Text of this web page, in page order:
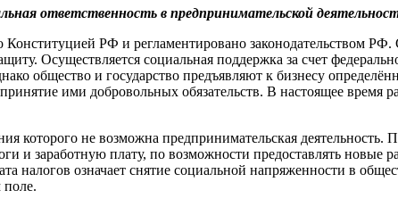
ответственность в предпринимательской
РФ и регламентировано законодательством
Осуществляется социальная поддержка за счет
общество и государство предъявляют к бизнесу
ими добровольных обязательств. В настоящее время
которого не возможна предпринимательская
и заработную плату, по возможности предоставлять новые
означает снятие социальной напряженности в
поле.